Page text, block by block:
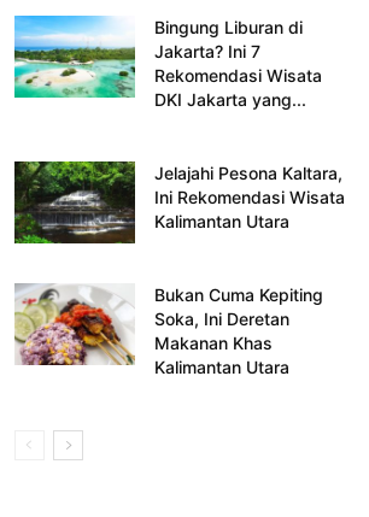
Bingung Liburan di
Jakarta? Ini 7
Rekomendasi Wisata
DKI Jakarta yang...
Jelajahi Pesona Kaltara,
Ini Rekomendasi Wisata
Kalimantan Utara
Bukan Cuma Kepiting
Soka, Ini Deretan
Makanan Khas
Kalimantan Utara